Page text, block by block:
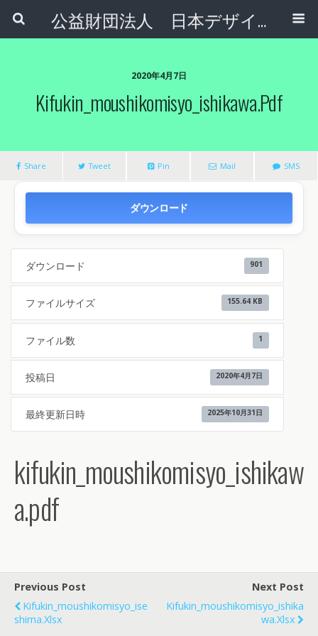
公益財団法人 日本デザインナンバー財団
2020年4月7日
Kifukin_moushikomisyo_ishikawa.pdf
Share Tweet Pin Mail SMS
ダウンロード
ダウンロード 901
ファイルサイズ 155.64 KB
ファイル数 1
投稿日 2020年4月7日
最終更新日時 2025年10月31日
kifukin_moushikomisyo_ishikaw
a.pdf
Previous Post
Kifukin_moushikomisyo_ise
Shima.xlsx
Next Post
Kifukin_moushikomisyo_ishika
Wa.xlsx